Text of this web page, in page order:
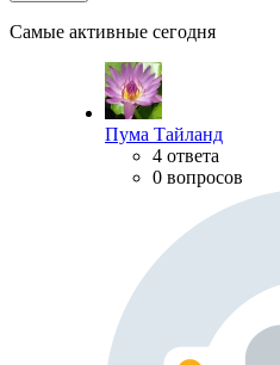
Самые активные сегодня
Пума Тайланд
4 ответа
0 вопросов